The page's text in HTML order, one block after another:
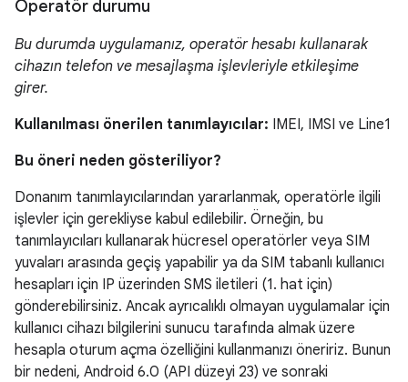
Operatör durumu
Bu durumda uygulamanız, operatör hesabı kullanarak
cihazın telefon ve mesajlaşma işlevleriyle etkileşime
girer.
Kullanılması önerilen tanımlayıcılar: IMEI, IMSI ve Line1
Bu öneri neden gösteriliyor?
Donanım tanımlayıcılarından yararlanmak, operatörle ilgili
işlevler için gerekliyse kabul edilebilir. Örneğin, bu
tanımlayıcıları kullanarak hücresel operatörler veya SIM
yuvaları arasında geçiş yapabilir ya da SIM tabanlı kullanıcı
hesapları için IP üzerinden SMS iletileri (1. hat için)
gönderebilirsiniz. Ancak ayrıcalıklı olmayan uygulamalar için
kullanıcı cihazı bilgilerini sunucu tarafında almak üzere
hesapla oturum açma özelliğini kullanmanızı öneririz. Bunun
bir nedeni, Android 6.0 (API düzeyi 23) ve sonraki